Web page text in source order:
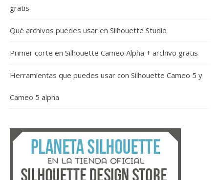
gratis
Qué archivos puedes usar en Silhouette Studio
Primer corte en Silhouette Cameo Alpha + archivo gratis
Herramientas que puedes usar con Silhouette Cameo 5 y
Cameo 5 alpha